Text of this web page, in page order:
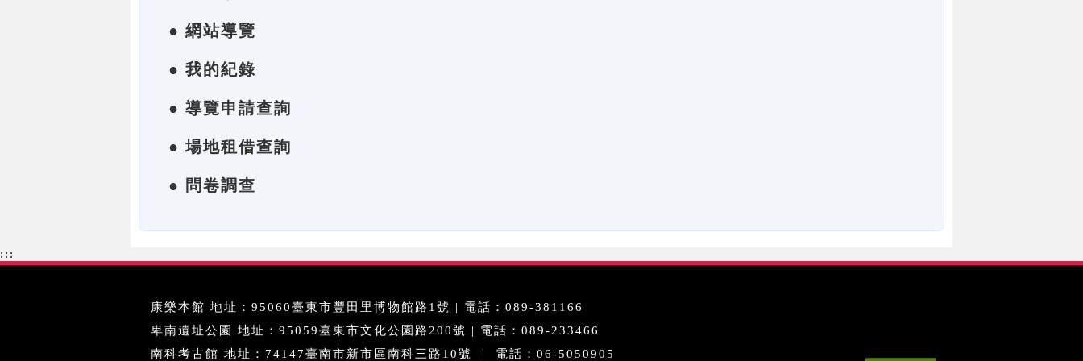
● 網站導覽
● 我的紀錄
● 導覽申請查詢
● 場地租借查詢
● 問卷調查
:::
康樂本館 地址：95060臺東市豐田里博物館路1號 | 電話：089-381166
卑南遺址公園 地址：95059臺東市文化公園路200號 | 電話：089-233466
南科考古館 地址：74147臺南市新市區南科三路10號 ｜ 電話：06-5050905